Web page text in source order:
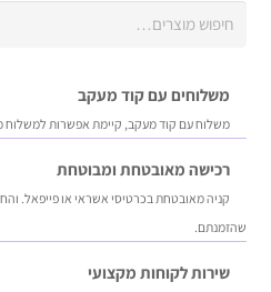
משלוחים עם קוד מעקב
משלוח​ עם קוד מעקב​​, קיימת אפשרות למשלוח
רכישה​ ​מאובטחת ומבוטחת
קניה מאובטחת בכרטיסי אשראי או פייפאל.
שהזמנתם.
שירות לקוחות מקצועי